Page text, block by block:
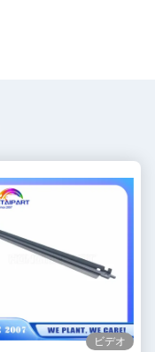
ビデオ